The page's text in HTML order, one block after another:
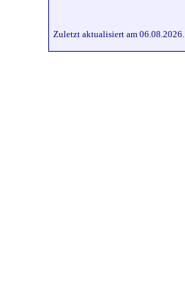
Zuletzt aktualisiert am 06.08.2026.